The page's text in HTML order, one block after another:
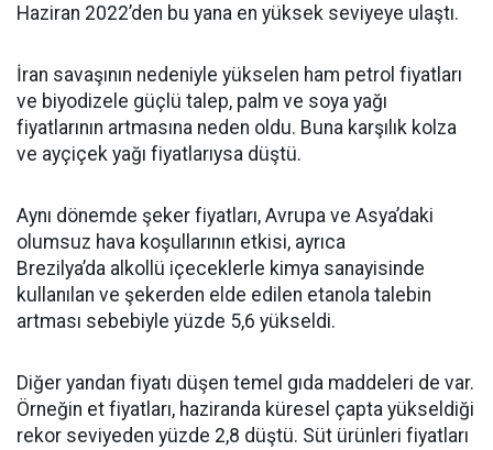
Haziran 2022’den bu yana en yüksek seviyeye ulaştı.
İran savaşının nedeniyle yükselen ham petrol fiyatları
ve biyodizele güçlü talep, palm ve soya yağı
fiyatlarının artmasına neden oldu. Buna karşılık kolza
ve ayçiçek yağı fiyatlarıysa düştü.
Aynı dönemde şeker fiyatları, Avrupa ve Asya’daki
olumsuz hava koşullarının etkisi, ayrıca
Brezilya’da alkollü içeceklerle kimya sanayisinde
kullanılan ve şekerden elde edilen etanola talebin
artması sebebiyle yüzde 5,6 yükseldi.
Diğer yandan fiyatı düşen temel gıda maddeleri de var.
Örneğin et fiyatları, haziranda küresel çapta yükseldiği
rekor seviyeden yüzde 2,8 düştü. Süt ürünleri fiyatları